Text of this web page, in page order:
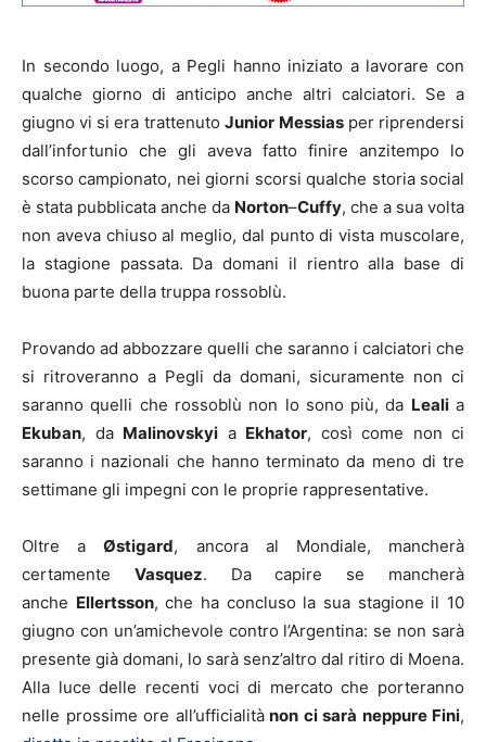
In secondo luogo, a Pegli hanno iniziato a lavorare con
qualche giorno di anticipo anche altri calciatori. Se a
giugno vi si era trattenuto Junior Messiasper riprendersi
dall’infortunio che gli aveva fatto finire anzitempo lo
scorso campionato, nei giorni scorsi qualche storia social
è stata pubblicata anche da Norton–Cuffy, che a sua volta
non aveva chiuso al meglio, dal punto di vista muscolare,
la stagione passata. Da domani il rientro alla base di
buona parte della truppa rossoblù.
Provando ad abbozzare quelli che saranno i calciatori che
si ritroveranno a Pegli da domani, sicuramente non ci
saranno quelli che rossoblù non lo sono più, da Lealia
Ekuban, da Malinovskyi a Ekhator, così come non ci
saranno i nazionali che hanno terminato da meno di tre
settimane gli impegni con le proprie rappresentative.
Oltre aØstigard, ancora al Mondiale, mancherà
certamente Vasquez. Da capire se mancherà
anche Ellertsson, che ha concluso la sua stagione il 10
giugno con un’amichevole contro l’Argentina: se non sarà
presente già domani, lo sarà senz’altro dal ritiro di Moena.
Alla luce delle recenti voci di mercato che porteranno
nelle prossime ore all’ufficialitànon ci sarà neppure Fini,